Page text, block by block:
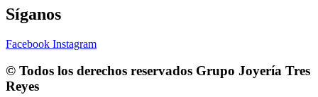
Síganos
Facebook Instagram
© Todos los derechos reservados Grupo Joyería Tres
Reyes